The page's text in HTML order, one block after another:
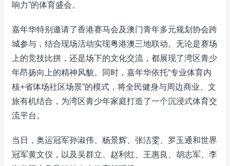
响力”的体育盛会。
嘉年华特别邀请了香港赛马会及澳门青年多元规划协会跨
城参与，结合现场活动实现粤港澳三地联动。无论是赛场
上的竞技比拼，还是场下的文化交流，都展现了湾区青少
年昂扬向上的精神风貌。同时，嘉年华依托“专业体育内
核+省体场社区场景”的模式，将全民健身与周边商业、文
旅有机结合，为湾区青少年家庭打造了一个沉浸式体育交
流平台。
当日，奥运冠军孙淑伟、杨景辉、张洁雯、罗玉通和世界
冠军黄文仪，以及吴群立、赵利红、王惠良、胡志军、李